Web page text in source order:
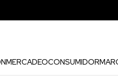
MERCADEOCONSUMIDOR